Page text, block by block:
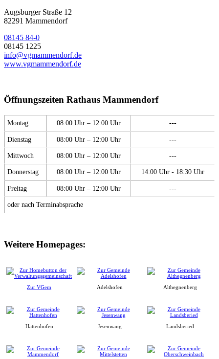
Augsburger Straße 12
82291 Mammendorf
08145 84-0
08145 1225
info@vgmammendorf.de
www.vgmammendorf.de
Öffnungszeiten Rathaus Mammendorf
Montag 08:00 Uhr – 12:00 Uhr ---
Dienstag 08:00 Uhr – 12:00 Uhr ---
Mittwoch 08:00 Uhr – 12:00 Uhr ---
Donnerstag 08:00 Uhr – 12:00 Uhr 14:00 Uhr - 18:30 Uhr
Freitag 08:00 Uhr – 12:00 Uhr ---
oder nach Terminabsprache
Weitere Homepages:
Zur VGem Adelshofen Althegnenberg
Hattenhofen Jesenwang Landsberied